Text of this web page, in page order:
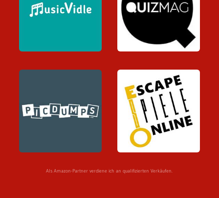
Als Amazon-Partner verdiene ich an qualifizierten Verkäufen.